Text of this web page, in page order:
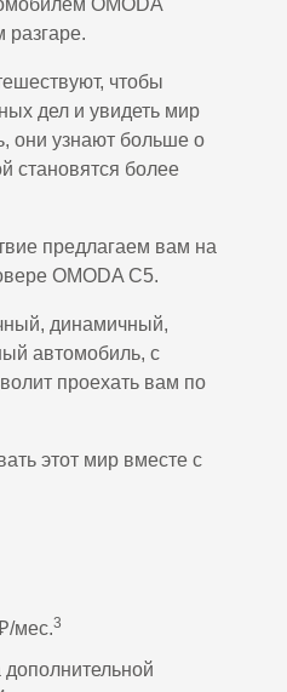
разгаре.
чтобы
дел и увидеть мир
они узнают больше о
становятся более
предлагаем вам на
OMODA C5.
динамичный,
автомобиль, с
проехать вам по
этот мир вместе с
мес.3
дополнительной